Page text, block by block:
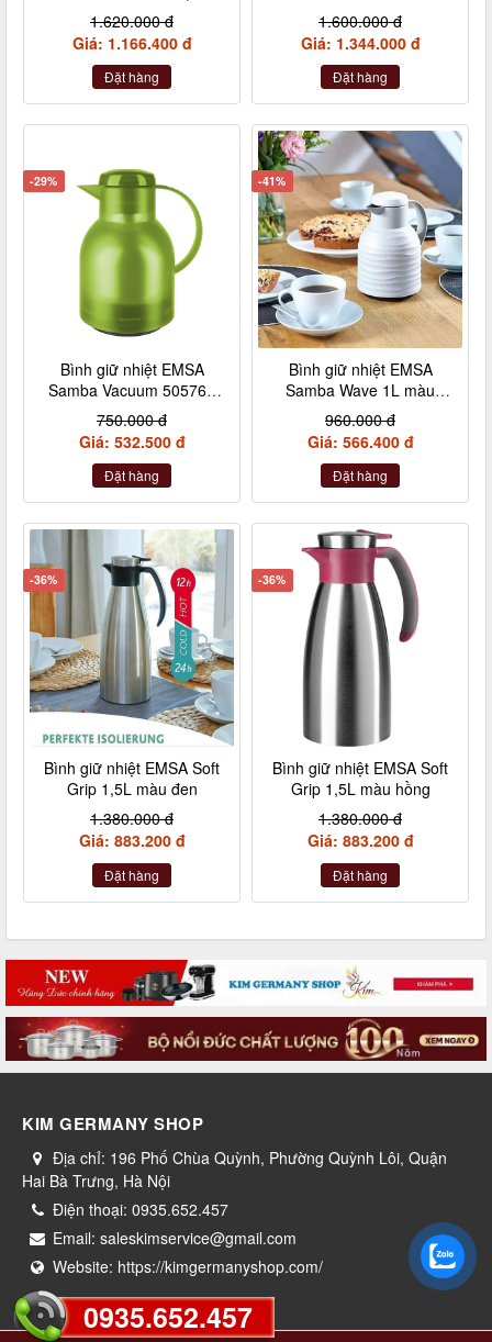
1.620.000 đ
Giá: 1.166.400 đ
Đặt hàng
1.600.000 đ
Giá: 1.344.000 đ
Đặt hàng
-29%
Bình giữ nhiệt EMSA
Samba Vacuum 505763
1L màu xanh nhạt
750.000 đ
Giá: 532.500 đ
Đặt hàng
-41%
Bình giữ nhiệt EMSA
Samba Wave 1L màu
trắng
960.000 đ
Giá: 566.400 đ
Đặt hàng
-36%
Bình giữ nhiệt EMSA Soft
Grip 1,5L màu đen
1.380.000 đ
Giá: 883.200 đ
Đặt hàng
-36%
Bình giữ nhiệt EMSA Soft
Grip 1,5L màu hồng
1.380.000 đ
Giá: 883.200 đ
Đặt hàng
KIM GERMANY SHOP
Địa chỉ: 196 Phố Chùa Quỳnh, Phường Quỳnh Lôi, Quận
Hai Bà Trưng, Hà Nội
Điện thoại: 0935.652.457
Email: saleskimservice@gmail.com
Website: https://kimgermanyshop.com/
0935.652.457